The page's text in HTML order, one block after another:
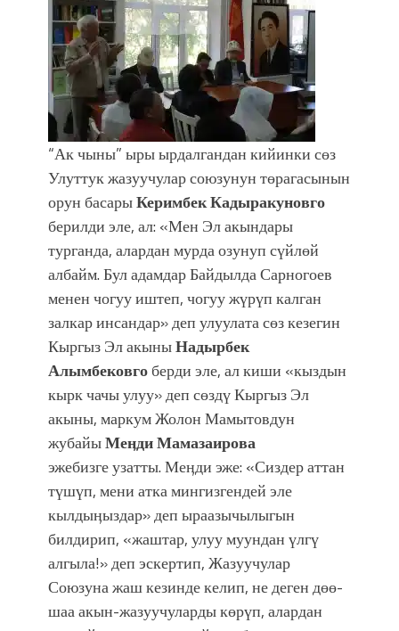
“Ак чыны” ыры ырдалгандан кийинки сөз
Улуттук жазуучулар союзунун төрагасынын
орун басарыКеримбек Кадыракуновго
берилди эле, ал: «Мен Эл акындары
турганда, алардан мурда озунуп сүйлөй
албайм. Бул адамдар Байдылда Сарногоев
менен чогуу иштеп, чогуу жүрүп калган
залкар инсандар» деп улуулата сөз кезегин
Кыргыз Эл акыныНадырбек
Алымбековгоберди эле, ал киши «кыздын
кырк чачы улуу» деп сөздү Кыргыз Эл
акыны, маркум Жолон Мамытовдун
жубайыМеӊди Мамазаирова
эжебизге узатты. Меӊди эже: «Сиздер аттан
түшүп, мени атка мингизгендей эле
кылдыӊыздар» деп ыраазычылыгын
билдирип, «жаштар, улуу муундан үлгү
алгыла!» деп эскертип, Жазуучулар
Союзуна жаш кезинде келип, не деген дөө-
шаа акын-жазуучуларды көрүп, алардан